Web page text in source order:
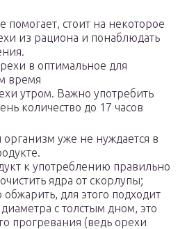
помогает, стоит на некоторое
из рациона и понаблюдать
в оптимальное для
время
утром. Важно употребить
количество до 17 часов
уже не нуждается в
к употреблению правильно
ядра от скорлупы;
для этого подходит
с толстым дном, это
прогревания (ведь орехи